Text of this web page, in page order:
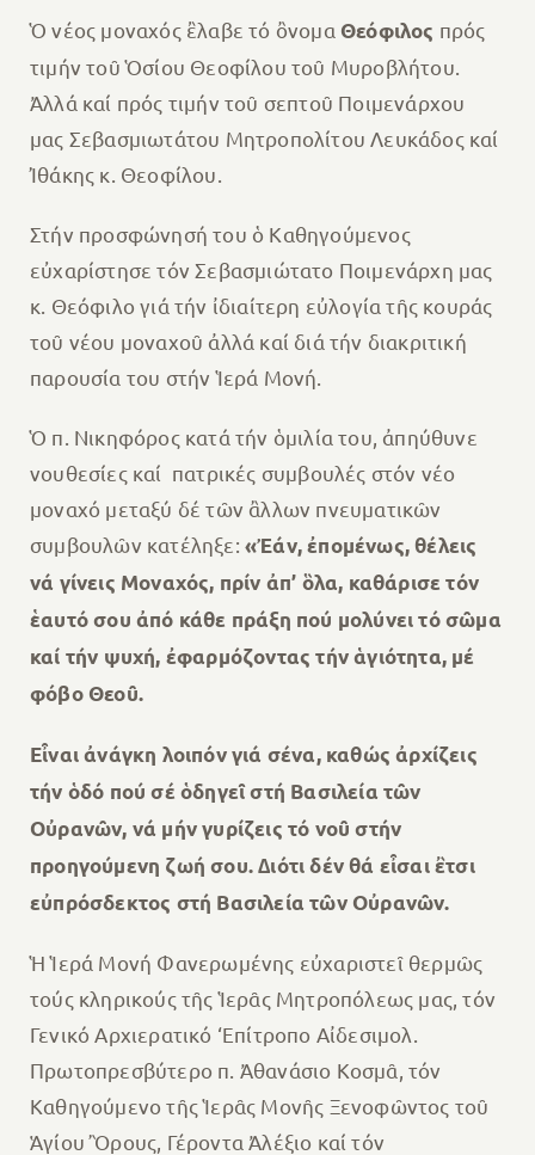
Ὁ νέος μοναχός ἒλαβε τό ὂνομα Θεόφιλος πρός
τιμήν τοῦ Ὁσίου Θεοφίλου τοῦ Μυροβλήτου.
Ἀλλά καί πρός τιμήν τοῦ σεπτοῦ Ποιμενάρχου
μας Σεβασμιωτάτου Μητροπολίτου Λευκάδος καί
Ἰθάκης κ. Θεοφίλου.
Στήν προσφώνησή του ὁ Καθηγούμενος
εὐχαρίστησε τόν Σεβασμιώτατο Ποιμενάρχη μας
κ. Θεόφιλο γιά τήν ἰδιαίτερη εὐλογία τῆς κουράς
τοῦ νέου μοναχοῦ ἀλλά καί διά τήν διακριτική
παρουσία του στήν Ἱερά Μονή.
Ὁ π. Νικηφόρος κατά τήν ὁμιλία του, ἀπηύθυνε
νουθεσίες καί πατρικές συμβουλές στόν νέο
μοναχό μεταξύ δέ τῶν ἂλλων πνευματικῶν
συμβουλῶν κατέληξε: «Ἐάν, ἐποµένως, θέλεις
νά γίνεις Μοναχός, πρίν ἀπ’ ὃλα, καθάρισε τόν
ἑαυτό σου ἀπό κάθε πράξη πού µολύνει τό σῶµα
καί τήν ψυχή, ἐφαρµόζοντας τήν ἁγιότητα, µέ
φόβο Θεοῦ.
Εἶναι ἀνάγκη λοιπόν γιά σένα, καθώς ἀρχίζεις
τήν ὁδό πού σέ ὁδηγεῖ στή Βασιλεία τῶν
Οὐρανῶν, νά µήν γυρίζεις τό νοῦ στήν
προηγούµενη ζωή σου. ∆ιότι δέν θά εἶσαι ἒτσι
εὐπρόσδεκτος στή Βασιλεία τῶν Οὐρανῶν.
Ἡ Ἱερά Μονή Φανερωμένης εὐχαριστεῖ θερμῶς
τούς κληρικούς τῆς Ἱερᾶς Μητροπόλεως μας, τόν
Γενικό Αρχιερατικό ‘Επίτροπο Αἰδεσιμολ.
Πρωτοπρεσβύτερο π. Ἀθανάσιο Κοσμᾶ, τόν
Καθηγούμενο τῆς Ἱερᾶς Μονῆς Ξενοφῶντος τοῦ
Ἁγίου Ὂρους, Γέροντα Ἀλέξιο καί τόν